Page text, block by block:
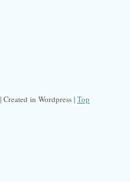
in Wordpress | Top